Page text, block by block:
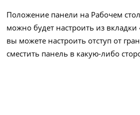
Положение панели на Рабочем
можно будет настроить из
вы можете настроить отступ от
сместить панель в какую-либо